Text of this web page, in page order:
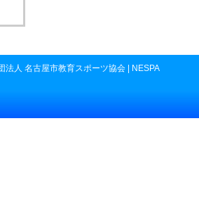
法人 名古屋市教育スポーツ協会 | NESPA